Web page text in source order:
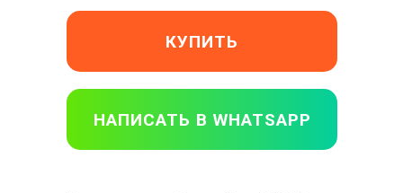
НАПИСАТЬ В WHATSAPP
КУПИТЬ